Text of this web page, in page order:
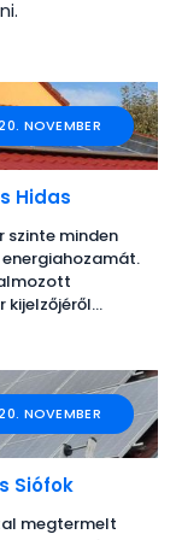
NOVEMBER
Hidas
szinte minden
kijelzőjéről
fontosabb
az aktuális
a napi, havi,
minden egyes
Ezzel a
napelem
üzembe
NOVEMBER
Siófok
megtermelt